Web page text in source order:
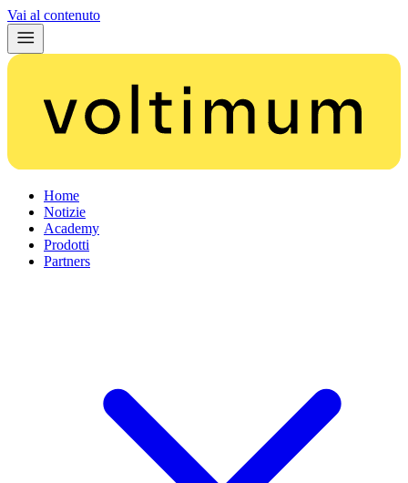
Vai al contenuto
Home
Notizie
Academy
Prodotti
Partners